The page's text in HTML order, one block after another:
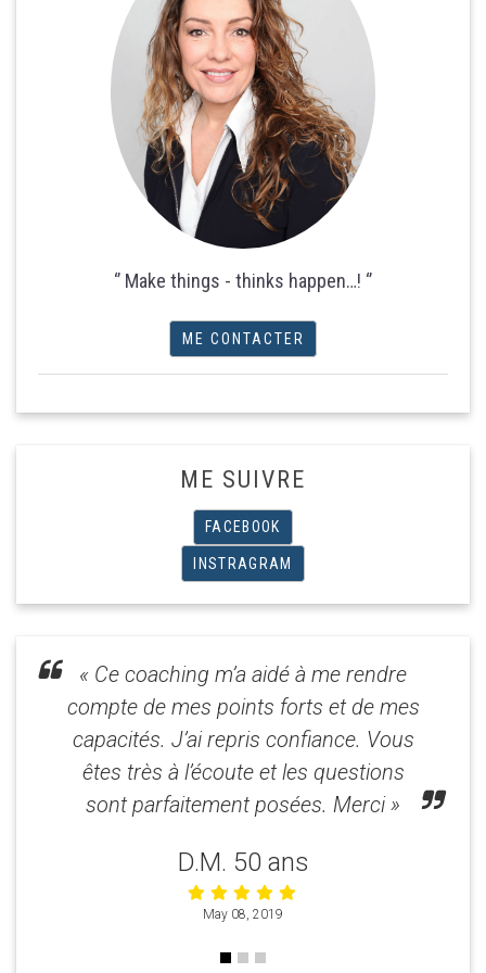
‘’ Make things - thinks happen…! ‘’
ME CONTACTER
ME SUIVRE
FACEBOOK
INSTRAGRAM
« Ce coaching m’a aidé à me rendre
compte de mes points forts et de mes
capacités. J’ai repris confiance. Vous
êtes très à l’écoute et les questions
sont parfaitement posées. Merci »
D.M. 50 ans
May 08, 2019